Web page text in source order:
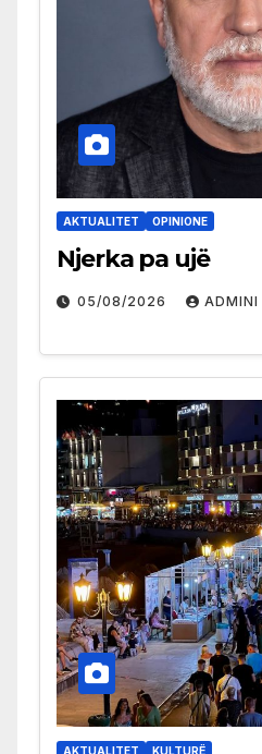
AKTUALITET OPINIONE
Njerka pa ujë
05/08/2026 ADMINI
AKTUALITET KULTURË